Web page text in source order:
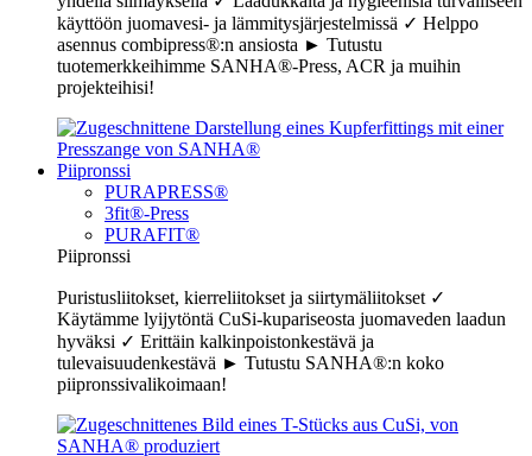
käyttöön juomavesi- ja lämmitysjärjestelmissä ✓ Helppo
asennus combipress®:n ansiosta ► Tutustu
tuotemerkkeihimme SANHA®-Press, ACR ja muihin
projekteihisi!
Piipronssi
PURAPRESS®
3fit®-Press
PURAFIT®
Piipronssi
Puristusliitokset, kierreliitokset ja siirtymäliitokset ✓
Käytämme lyijytöntä CuSi-kupariseosta juomaveden laadun
hyväksi ✓ Erittäin kalkinpoistonkestävä ja
tulevaisuudenkestävä ► Tutustu SANHA®:n koko
piipronssivalikoimaan!